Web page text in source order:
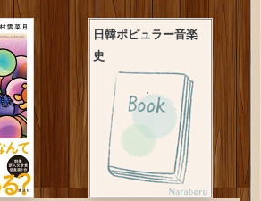
日韓ポピュラー音楽
史